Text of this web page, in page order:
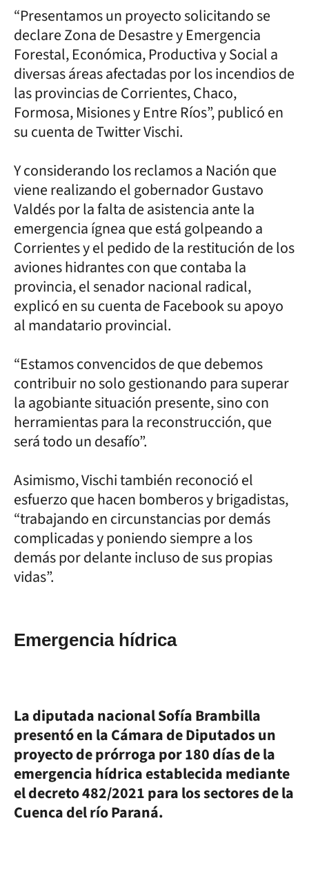
“Presentamos un proyecto solicitando se
declare Zona de Desastre y Emergencia
Forestal, Económica, Productiva y Social a
diversas áreas afectadas por los incendios de
las provincias de Corrientes, Chaco,
Formosa, Misiones y Entre Ríos”, publicó en
su cuenta de Twitter Vischi.
Y considerando los reclamos a Nación que
viene realizando el gobernador Gustavo
Valdés por la falta de asistencia ante la
emergencia ígnea que está golpeando a
Corrientes y el pedido de la restitución de los
aviones hidrantes con que contaba la
provincia, el senador nacional radical,
explicó en su cuenta de Facebook su apoyo
al mandatario provincial.
“Estamos convencidos de que debemos
contribuir no solo gestionando para superar
la agobiante situación presente, sino con
herramientas para la reconstrucción, que
será todo un desafío”.
Asimismo, Vischi también reconoció el
esfuerzo que hacen bomberos y brigadistas,
“trabajando en circunstancias por demás
complicadas y poniendo siempre a los
demás por delante incluso de sus propias
vidas”.
Emergencia hídrica
La diputada nacional Sofía Brambilla
presentó en la Cámara de Diputados un
proyecto de prórroga por 180 días de la
emergencia hídrica establecida mediante
el decreto 482/2021 para los sectores de la
Cuenca del río Paraná.